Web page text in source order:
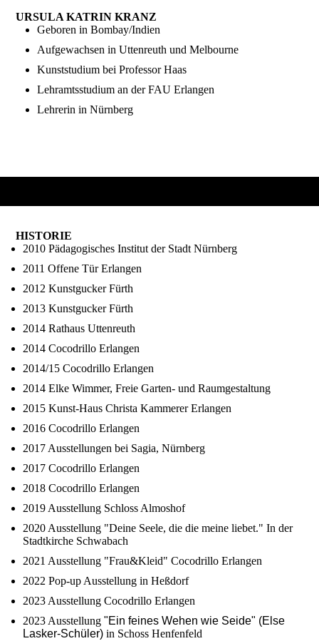
URSULA KATRIN KRANZ
Geboren in Bombay/Indien
Aufgewachsen in Uttenreuth und Melbourne
Kunststudium bei Professor Haas
Lehramtsstudium an der FAU Erlangen
Lehrerin in Nürnberg
HISTORIE
2010 Pädagogisches Institut der Stadt Nürnberg
2011 Offene Tür Erlangen
2012 Kunstgucker Fürth
2013 Kunstgucker Fürth
2014 Rathaus Uttenreuth
2014 Cocodrillo Erlangen
2014/15 Cocodrillo Erlangen
2014 Elke Wimmer, Freie Garten- und Raumgestaltung
2015 Kunst-Haus Christa Kammerer Erlangen
2016 Cocodrillo Erlangen
2017 Ausstellungen bei Sagia, Nürnberg
2017 Cocodrillo Erlangen
2018 Cocodrillo Erlangen
2019 Ausstellung Schloss Almoshof
2020 Ausstellung "Deine Seele, die die meine liebet." In der
Stadtkirche Schwabach
2021 Ausstellung "Frau&Kleid" Cocodrillo Erlangen
2022 Pop-up Ausstellung in Heßdorf
2023 Ausstellung Cocodrillo Erlangen
2023 Ausstellung"Ein feines Wehen wie Seide" (Else
Lasker-Schüler) in Schoss Henfenfeld